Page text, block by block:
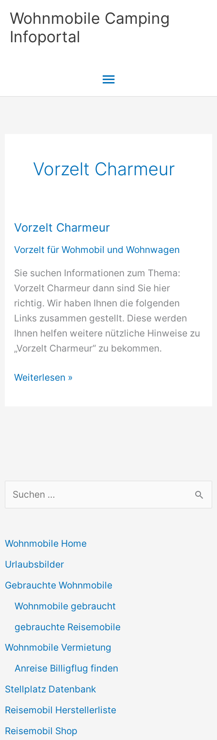
Inhalt
springen
Wohnmobile Camping
Infoportal
Hauptmenü
u
h
e
n
Wohnmobile Home
Urlaubsbilder
Gebrauchte Wohnmobile
Wohnmobile gebraucht
gebrauchte Reisemobile
Wohnmobile Vermietung
Anreise Billigflug finden
Stellplatz Datenbank
Reisemobil Herstellerliste
Reisemobil Shop
Vorzelt Charmeur
Vorzelt Charmeur
Vorzelt für Wohmobil und Wohnwagen
Sie suchen Informationen zum Thema:
Vorzelt Charmeur dann sind Sie hier
richtig. Wir haben Ihnen die folgenden
Links zusammen gestellt. Diese werden
Ihnen helfen weitere nützliche Hinweise zu
„Vorzelt Charmeur“ zu bekommen.
Vorzelt
Weiterlesen »